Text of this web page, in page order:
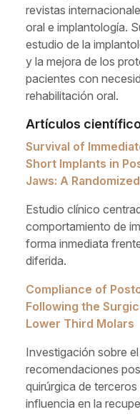
revistas
oral e implantología.
estudio de la
y la mejora de los
pacientes con
rehabilitación oral.
Artículos
Survival of
Short Implants in
Jaws: A
Estudio clínico
comportamiento de
forma inmediata
diferida.
Compliance of
Following the
Lower Third Molars
Investigación sobre
recomendaciones
quirúrgica de
influencia en la